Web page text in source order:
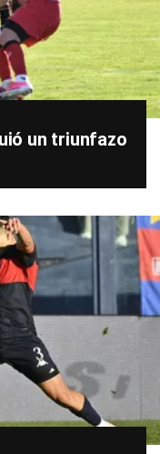
un triunfazo